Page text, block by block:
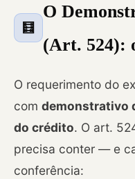
🧮
O
(Art. 524):
O requerimento do
com demonstrativo
do crédito. O art.
precisa conter — e
conferência: